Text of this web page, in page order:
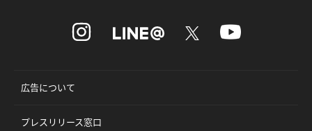
広告について
プレスリリース窓口